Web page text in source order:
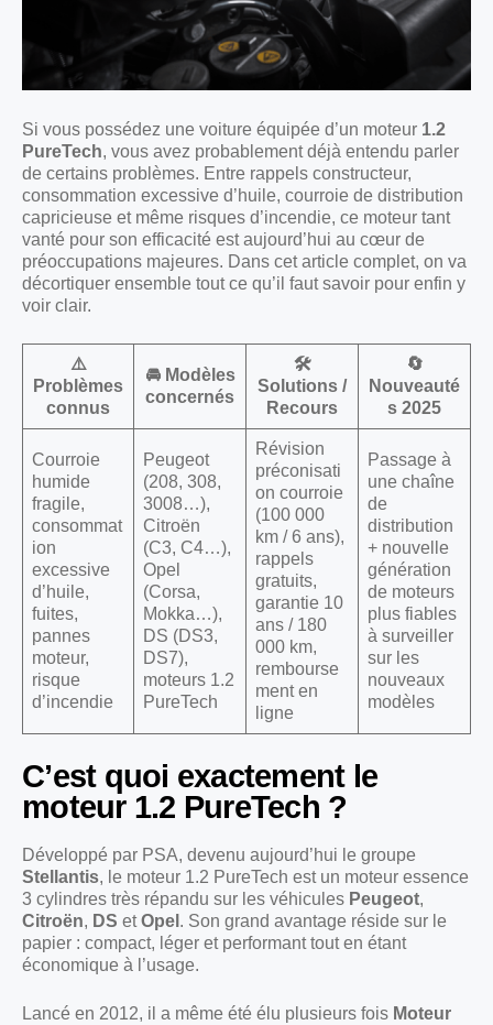
Si vous possédez une voiture équipée d’un moteur 1.2
PureTech, vous avez probablement déjà entendu parler
de certains problèmes. Entre rappels constructeur,
consommation excessive d’huile, courroie de distribution
capricieuse et même risques d’incendie, ce moteur tant
vanté pour son efficacité est aujourd’hui au cœur de
préoccupations majeures. Dans cet article complet, on va
décortiquer ensemble tout ce qu’il faut savoir pour enfin y
voir clair.
⚠️
Problèmes
connus
🚘 Modèles
concernés
🛠️
Solutions /
Recours
🔄
Nouveauté
s 2025
Courroie
humide
fragile,
consommat
ion
excessive
d’huile,
fuites,
pannes
moteur,
risque
d’incendie
Peugeot
(208, 308,
3008…),
Citroën
(C3, C4…),
Opel
(Corsa,
Mokka…),
DS (DS3,
DS7),
moteurs 1.2
PureTech
Révision
préconisati
on courroie
(100 000
km / 6 ans),
rappels
gratuits,
garantie 10
ans / 180
000 km,
rembourse
ment en
ligne
Passage à
une chaîne
de
distribution
+ nouvelle
génération
de moteurs
plus fiables
à surveiller
sur les
nouveaux
modèles
C’est quoi exactement le
moteur 1.2 PureTech ?
Développé par PSA, devenu aujourd’hui le groupe
Stellantis, le moteur 1.2 PureTech est un moteur essence
3 cylindres très répandu sur les véhicules Peugeot,
Citroën, DS etOpel . Son grand avantage réside sur le
papier : compact, léger et performant tout en étant
économique à l’usage.
Lancé en 2012, il a même été élu plusieurs fois Moteur